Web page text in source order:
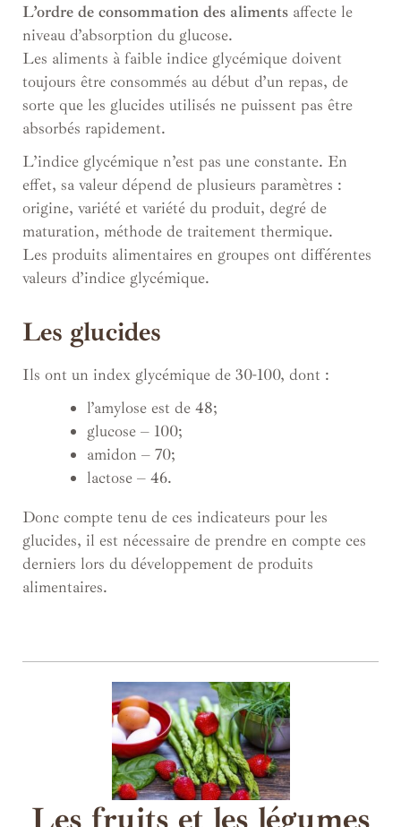
L’ordre de consommation des aliments affecte le
niveau d’absorption du glucose.
Les aliments à faible indice glycémique doivent
toujours être consommés au début d’un repas, de
sorte que les glucides utilisés ne puissent pas être
absorbés rapidement.
L’indice glycémique n’est pas une constante. En
effet, sa valeur dépend de plusieurs paramètres :
origine, variété et variété du produit, degré de
maturation, méthode de traitement thermique.
Les produits alimentaires en groupes ont différentes
valeurs d’indice glycémique.
Les glucides
Ils ont un index glycémique de 30-100, dont :
l’amylose est de 48;
glucose – 100;
amidon – 70;
lactose – 46.
Donc compte tenu de ces indicateurs pour les
glucides, il est nécessaire de prendre en compte ces
derniers lors du développement de produits
alimentaires.